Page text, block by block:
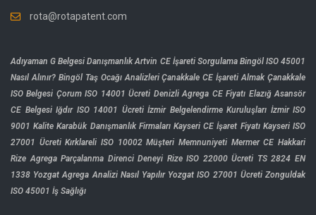
rota@rotapatent.com
Adıyaman G Belgesi Danışmanlık Artvin CE İşareti Sorgulama Bingöl ISO 45001
Nasıl Alınır? Bingöl Taş Ocağı Analizleri Çanakkale CE İşareti Almak Çanakkale
ISO Belgesi Çorum ISO 14001 Ücreti Denizli Agrega CE Fiyatı Elazığ Asansör
CE Belgesi Iğdır ISO 14001 Ücreti İzmir Belgelendirme Kuruluşları İzmir ISO
9001 Kalite Karabük Danışmanlık Firmaları Kayseri CE İşaret Fiyatı Kayseri ISO
27001 Ücreti Kırklareli ISO 10002 Müşteri Memnuniyeti Mermer CE Hakkari
Rize Agrega Parçalanma Direnci Deneyi Rize ISO 22000 Ücreti TS 2824 EN
1338 Yozgat Agrega Analizi Nasıl Yapılır Yozgat ISO 27001 Ücreti Zonguldak
ISO 45001 İş Sağlığı